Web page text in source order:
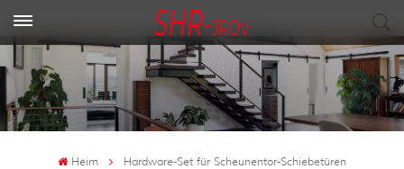
Heim Hardware-Set für Scheunentor-Schiebetüren